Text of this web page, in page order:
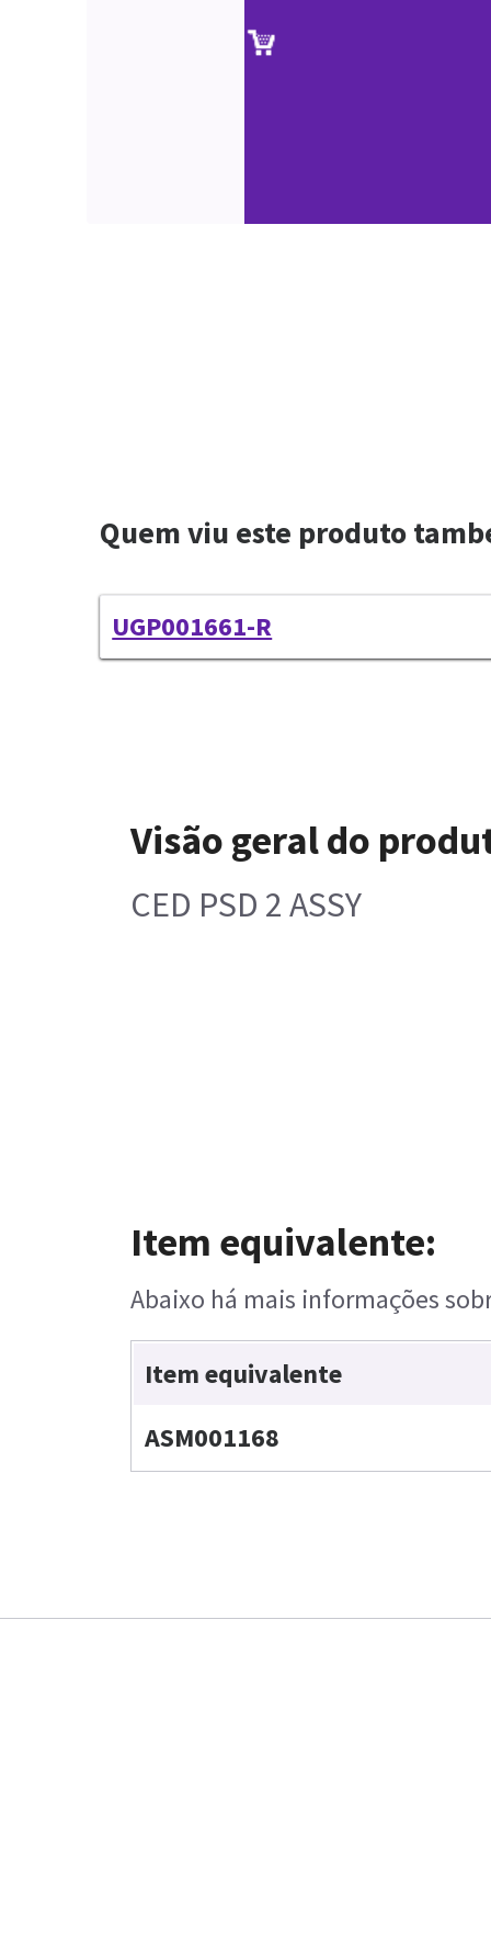
Quem viu este produto
UGP001661-R
Visão geral do
CED PSD 2 ASSY
Item equivalente:
Abaixo há mais informações
Item equivalente
ASM001168